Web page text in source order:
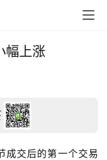
幅上涨
成交后的第一个交易